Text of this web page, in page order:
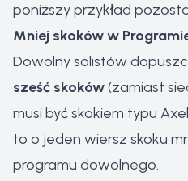
poniższy przykład
Mniej skoków w
Dowolny solistów
sześć skoków(zamiast
musi być skokiem typu
to o jeden wiersz skoku
programu dowolnego.